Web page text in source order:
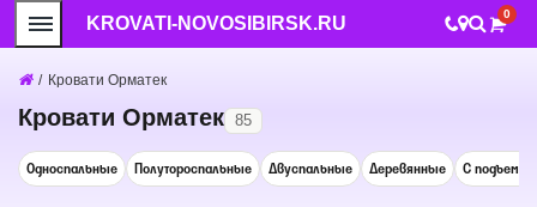
KROVATI-NOVOSIBIRSK.RU 0
/ Кровати Орматек
Кровати Орматек 85
Односпальные Полутороспальные Двуспальные Деревянные С